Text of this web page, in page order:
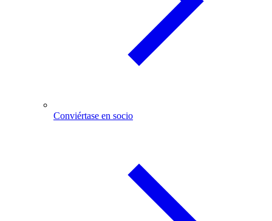
Conviértase en socio